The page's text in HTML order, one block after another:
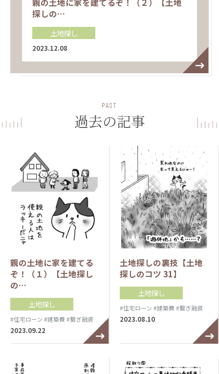
親の土地に家を建てるぞ！（２）【土地
探しの…
土地探し
2023.12.08
PAST
過去の記事
親の土地に家を建てる
ぞ！（１）【土地探し
の…
土地探し
#住宅ローン #建築費 #繋ぎ融資
2023.09.22
土地探しの裏技【土地
探しのコツ 31】
土地探し
#住宅ローン #建築費 #繋ぎ融資
2023.08.10